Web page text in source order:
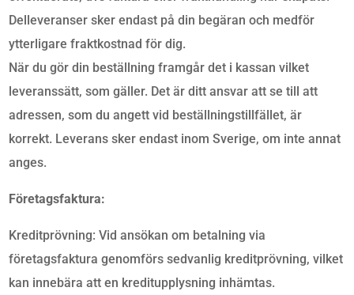
Delleveranser sker endast på din begäran och medför
ytterligare fraktkostnad för dig.
När du gör din beställning framgår det i kassan vilket
leveranssätt, som gäller. Det är ditt ansvar att se till att
adressen, som du angett vid beställningstillfället, är
korrekt. Leverans sker endast inom Sverige, om inte annat
anges.
Företagsfaktura:
Kreditprövning: Vid ansökan om betalning via
företagsfaktura genomförs sedvanlig kreditprövning, vilket
kan innebära att en kreditupplysning inhämtas.